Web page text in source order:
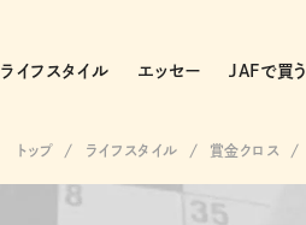
ライフスタイル エッセー JAFで買う
トップ ライフスタイル 賞金クロス